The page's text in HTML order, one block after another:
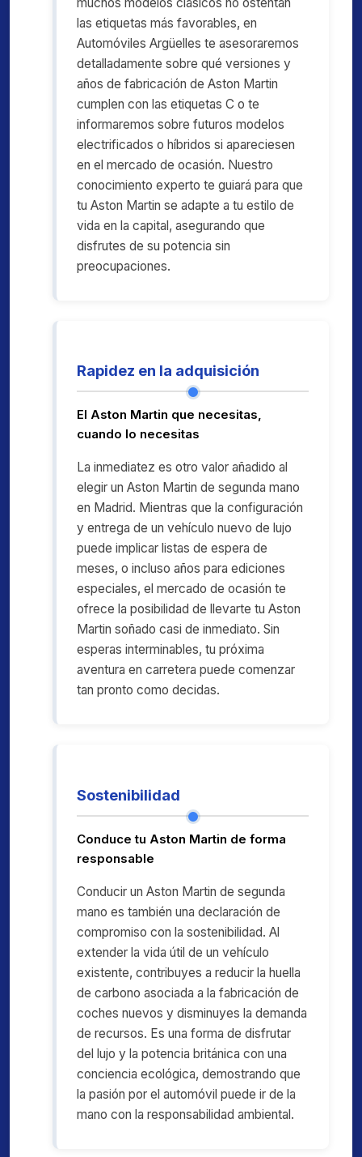
las etiquetas más favorables, en
Automóviles Argüelles te asesoraremos
detalladamente sobre qué versiones y
años de fabricación de Aston Martin
cumplen con las etiquetas C o te
informaremos sobre futuros modelos
electrificados o híbridos si apareciesen
en el mercado de ocasión. Nuestro
conocimiento experto te guiará para que
tu Aston Martin se adapte a tu estilo de
vida en la capital, asegurando que
disfrutes de su potencia sin
preocupaciones.
Rapidez en la adquisición
El Aston Martin que necesitas,
cuando lo necesitas
La inmediatez es otro valor añadido al
elegir un Aston Martin de segunda mano
en Madrid. Mientras que la configuración
y entrega de un vehículo nuevo de lujo
puede implicar listas de espera de
meses, o incluso años para ediciones
especiales, el mercado de ocasión te
ofrece la posibilidad de llevarte tu Aston
Martin soñado casi de inmediato. Sin
esperas interminables, tu próxima
aventura en carretera puede comenzar
tan pronto como decidas.
Sostenibilidad
Conduce tu Aston Martin de forma
responsable
Conducir un Aston Martin de segunda
mano es también una declaración de
compromiso con la sostenibilidad. Al
extender la vida útil de un vehículo
existente, contribuyes a reducir la huella
de carbono asociada a la fabricación de
coches nuevos y disminuyes la demanda
de recursos. Es una forma de disfrutar
del lujo y la potencia británica con una
conciencia ecológica, demostrando que
la pasión por el automóvil puede ir de la
mano con la responsabilidad ambiental.